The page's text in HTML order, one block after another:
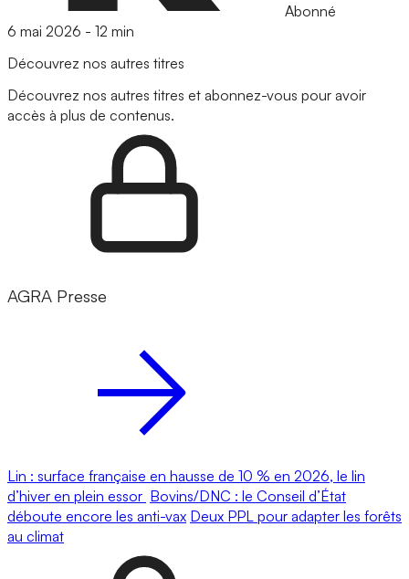
Abonné
6 mai 2026 - 12 min
Découvrez nos autres titres
Découvrez nos autres titres et abonnez-vous pour avoir
accès à plus de contenus.
AGRA Presse
Lin : surface française en hausse de 10 % en 2026, le lin
d’hiver en plein essor Bovins/DNC : le Conseil d’État
déboute encore les anti-vax Deux PPL pour adapter les forêts
au climat